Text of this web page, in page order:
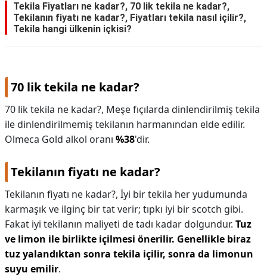
CİLT
BAKIMI
NEDİR
ALANLARI
HAMİLELİK
KAPLICALAR
Tekila Fiyatları ne kadar?, 70 lik tekila ne kadar?,
Tekilanın fiyatı ne kadar?, Fiyatları tekila nasıl içilir?,
Tekila hangi ülkenin içkisi?
70 lik tekila ne kadar?
70 lik tekila ne kadar?, Meşe fıçılarda dinlendirilmiş tekila
ile dinlendirilmemiş tekilanın harmanından elde edilir.
Olmeca Gold alkol oranı %38'dir.
Tekilanın fiyatı ne kadar?
Tekilanın fiyatı ne kadar?, İyi bir tekila her yudumunda
karmaşık ve ilginç bir tat verir; tıpkı iyi bir scotch gibi.
Fakat iyi tekilanın maliyeti de tadı kadar dolgundur. Tuz
ve limon ile birlikte içilmesi önerilir. Genellikle biraz
tuz yalandıktan sonra tekila içilir, sonra da limonun
suyu emilir.